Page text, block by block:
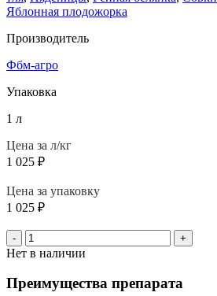
Яблонная плодожорка
Производитель
Фбм-агро
Упаковка
1 л
Цена за л/кг
1 025 ₽
Цена за упаковку
1 025 ₽
- +
Нет в наличии
Преимущества препарата